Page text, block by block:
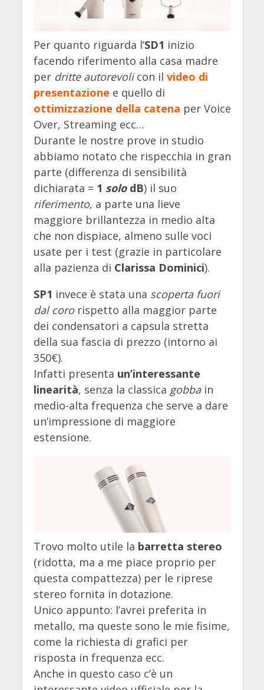
Per quanto riguarda l’SD1 inizio
facendo riferimento alla casa madre
per dritte autorevolicon il video di
presentazione e quello di
ottimizzazione della catena per Voice
Over, Streaming ecc…
Durante le nostre prove in studio
abbiamo notato che rispecchia in gran
parte (differenza di sensibilità
dichiarata = 1 solodB) il suo
riferimento, a parte una lieve
maggiore brillantezza in medio alta
che non dispiace, almeno sulle voci
usate per i test (grazie in particolare
alla pazienza di Clarissa Dominici).
SP1 invece è stata una scoperta fuori
dal cororispetto alla maggior parte
dei condensatori a capsula stretta
della sua fascia di prezzo (intorno ai
350€).
Infatti presenta un’interessante
linearità, senza la classica gobba in
medio-alta frequenza che serve a dare
un’impressione di maggiore
estensione.
Trovo molto utile la barretta stereo
(ridotta, ma a me piace proprio per
questa compattezza) per le riprese
stereo fornita in dotazione.
Unico appunto: l’avrei preferita in
metallo, ma queste sono le mie fisime,
come la richiesta di grafici per
risposta in frequenza ecc.
Anche in questo caso c’è un